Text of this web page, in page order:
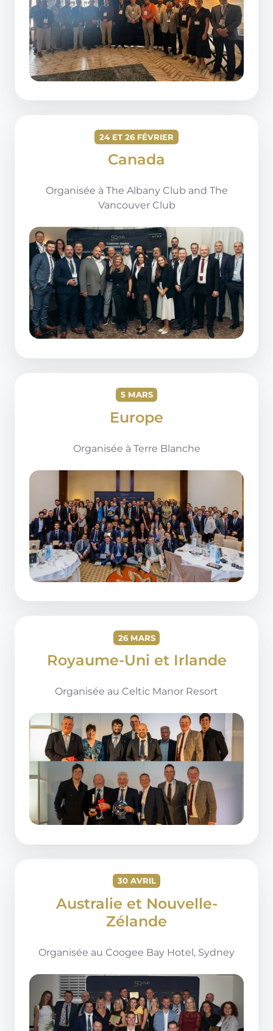
24 ET 26 FÉVRIER
Canada
Organisée à The Albany Club and The
Vancouver Club
5 MARS
Europe
Organisée à Terre Blanche
26 MARS
Royaume-Uni et Irlande
Organisée au Celtic Manor Resort
30 AVRIL
Australie et Nouvelle-
Zélande
Organisée au Coogee Bay Hotel, Sydney